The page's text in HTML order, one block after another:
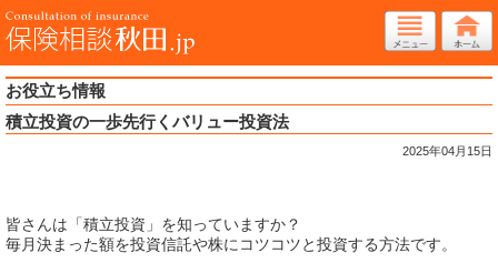
お役立ち情報
積立投資の一歩先行くバリュー投資法
2025年04月15日
皆さんは「積立投資」を知っていますか？
毎月決まった額を投資信託や株にコツコツと投資する方法です。